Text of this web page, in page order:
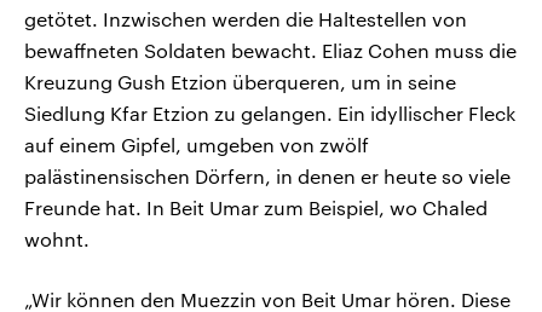
getötet. Inzwischen werden die Haltestellen von
bewaffneten Soldaten bewacht. Eliaz Cohen muss die
Kreuzung Gush Etzion überqueren, um in seine
Siedlung Kfar Etzion zu gelangen. Ein idyllischer Fleck
auf einem Gipfel, umgeben von zwölf
palästinensischen Dörfern, in denen er heute so viele
Freunde hat. In Beit Umar zum Beispiel, wo Chaled
wohnt.
„Wir können den Muezzin von Beit Umar hören. Diese